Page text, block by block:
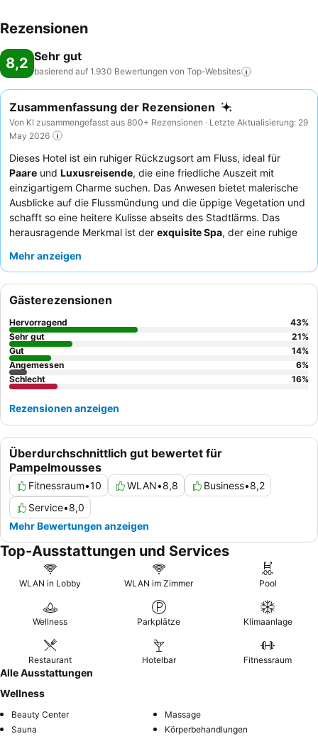
Rezensionen
8,2 Sehr gut
basierend auf 1.930 Bewertungen von Top-Websites
Zusammenfassung der Rezensionen
Von KI zusammengefasst aus 800+ Rezensionen · Letzte Aktualisierung: 29
May 2026
Dieses Hotel ist ein ruhiger Rückzugsort am Fluss, ideal für
Paare und Luxusreisende, die eine friedliche Auszeit mit
einzigartigem Charme suchen. Das Anwesen bietet malerische
Ausblicke auf die Flussmündung und die üppige Vegetation und
schafft so eine heitere Kulisse abseits des Stadtlärms. Das
herausragende Merkmal ist der exquisite Spa, der eine ruhige
Sauna bietet. Die Gäste loben durchweg das
Angebote, insbesondere die außergewöhnliche japanische
Küche im Izumi Restaurant. Für ein noch besseres Erlebnis
empfiehlt es sich, ein Zimmer mit
buchen, um die ruhige Umgebung vollends zu genießen.
Mehr anzeigen
Überdurchschnittlich gut bewertet für
Pampelmousses
Fitnessraum•10 WLAN•8,8 Business•8,2
Service•8,0
Mehr Bewertungen anzeigen
Gästerezensionen
Hervorragend 43%
Sehr gut
21%
Gut
14%
Angemessen
6%
Schlecht
16%
Rezensionen anzeigen
Top-Ausstattungen und Services
WLAN in Lobby WLAN im Zimmer Pool
Wellness Parkplätze Klimaanlage
Restaurant Hotelbar Fitnessraum
Alle Ausstattungen
Wellness
Beauty Center
Massage
Sauna
Körperbehandlungen